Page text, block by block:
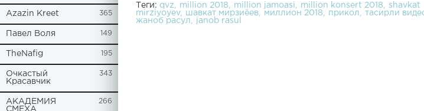
Azazin Kreet 365
Павел Воля 149
TheNafig 195
Очкастый
Красавчик
343
АКАДЕМИЯ
СМЕХА
266
Теги: qvz million 2018 million jamoasi million konsert 2018
shavkat
mirziyoyev
шавкат мирзиёев миллион 2018 прикол
тасирли
жаноб расул
janob rasul